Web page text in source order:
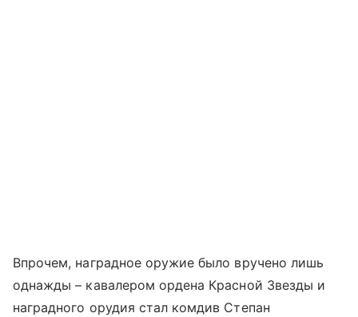
Впрочем, наградное оружие было вручено лишь
однажды – кавалером ордена Красной Звезды и
наградного орудия стал комдив Степан